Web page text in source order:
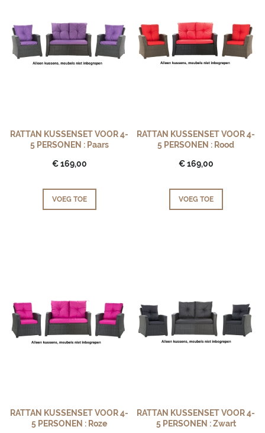
RATTAN KUSSENSET VOOR 4-
5 PERSONEN : Paars
€ 169,00
VOEG TOE
RATTAN KUSSENSET VOOR 4-
5 PERSONEN : Rood
€ 169,00
VOEG TOE
RATTAN KUSSENSET VOOR 4-
5 PERSONEN : Roze
RATTAN KUSSENSET VOOR 4-
5 PERSONEN : Zwart